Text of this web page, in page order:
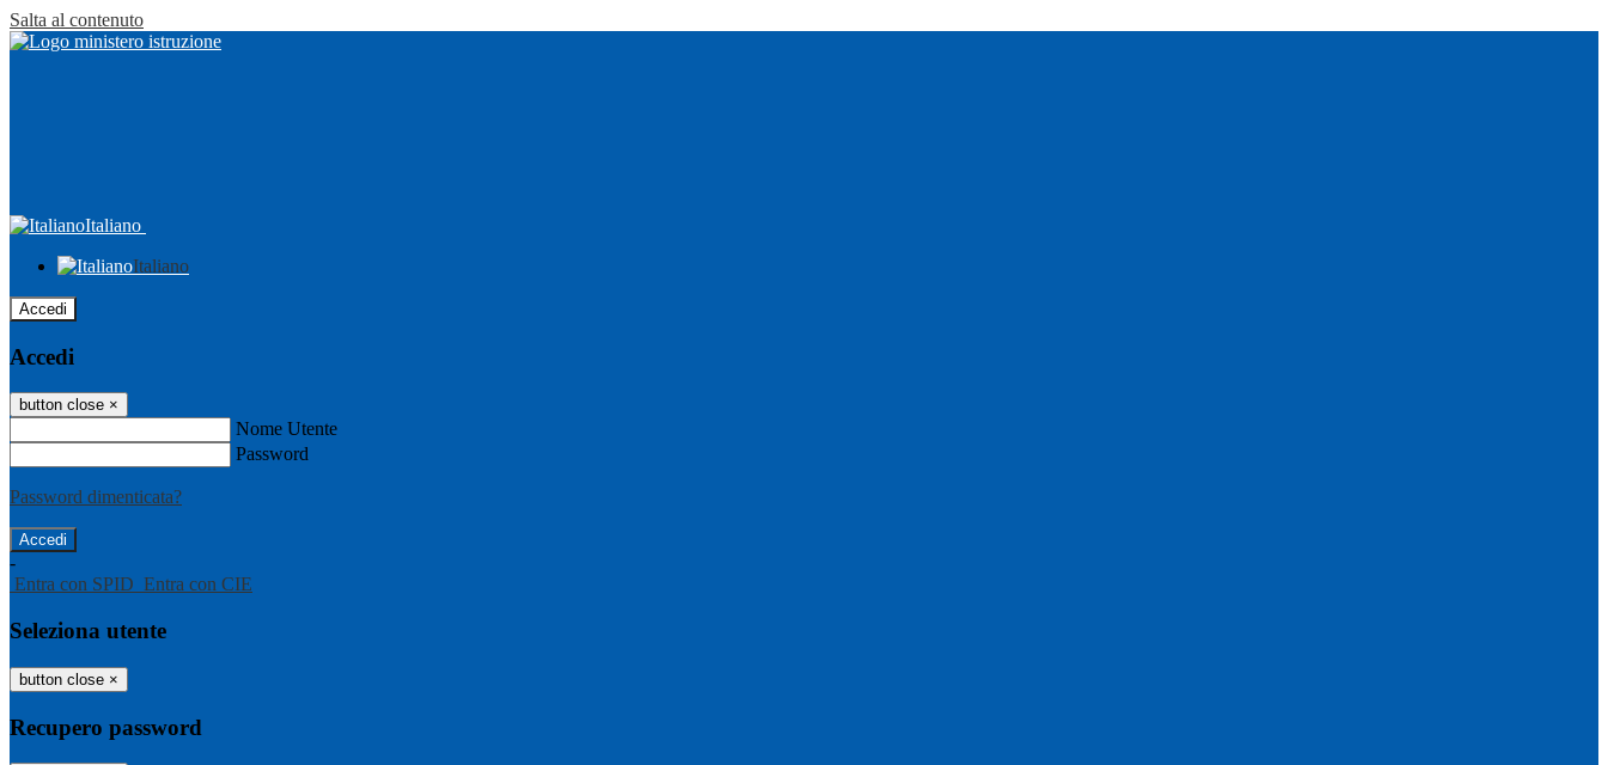
Salta al contenuto
Italiano
Italiano
Accedi
Accedi
button close ×
Nome Utente
Password
Password dimenticata?
-
Entra con SPID Entra con CIE
Seleziona utente
button close ×
Recupero password